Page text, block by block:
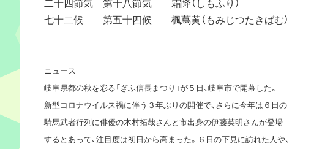
七十二候 第五十四候 楓蔦黄（もみじつたきばむ）
ニュース
岐阜県都の秋を彩る「ぎふ信長まつり」が５日、岐阜市で開幕した。
新型コロナウイルス禍に伴う３年ぶりの開催で、さらに今年は６日の
騎馬武者行列に俳優の木村拓哉さんと市出身の伊藤英明さんが登場
するとあって、注目度は初日から高まった。６日の下見に訪れた人や、